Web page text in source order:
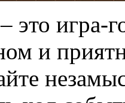
это игра-
и